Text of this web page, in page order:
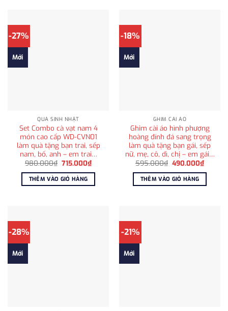
-27%
Mới
QUÀ SINH NHẬT
Set Combo cà vạt nam 4
món cao cấp WD-CVN01
làm quà tặng bạn trai, sếp
nam, bố, anh – em trai…
980.000₫ Giá
là:
980.000₫.
715.000₫Giá
hiện
tại
715.000₫.
THÊM VÀO GIỎ HÀNG
-18%
Mới
GHIM CÀI ÁO
Ghim cài áo hình phượng
hoàng đính đá sang trọng
làm quà tặng bạn gái, sếp
nữ, mẹ, cô, dì, chị – em gái…
595.000₫ Giá
là:
595.000₫.
490.000₫Giá
hiện
tại
THÊM VÀO GIỎ HÀNG
-28%
Mới
-21%
Mới